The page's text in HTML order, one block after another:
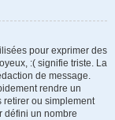
pour exprimer des
:( signifie triste. La
de message.
rendre un
retirer ou simplement
défini un nombre